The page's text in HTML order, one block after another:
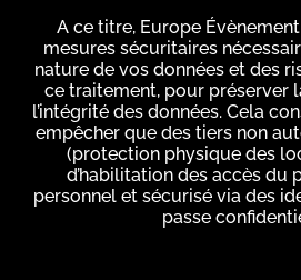
A ce titre, Europe
mesures sécuritaires
nature de vos données et des
ce traitement, pour préserver
l’intégrité des données. Cela
empêcher que des tiers non
(protection physique des
d’habilitation des accès du
personnel et sécurisé via des
passe